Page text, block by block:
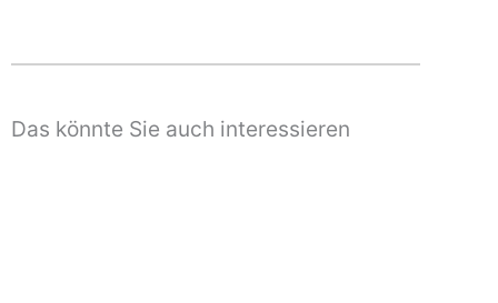
Das könnte Sie auch interessieren